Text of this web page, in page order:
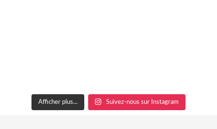
Afficher plus... Suivez-nous sur Instagram